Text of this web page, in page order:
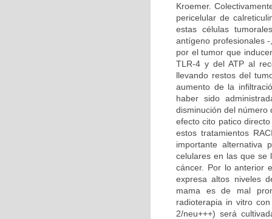
Kroemer.
pericelular de
estas células
antígeno profesionales
por el tumor que
TLR-4 y del ATP al
llevando restos del
aumento de la
haber sido
disminución del número
efecto cito patico
estos tratamientos
importante alternativa
celulares en las que se
cáncer. Por lo anterior
expresa altos niveles
mama es de mal
radioterapia in vitro
2/neu+++) será